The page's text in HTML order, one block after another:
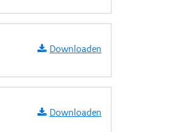
Downloaden
Downloaden